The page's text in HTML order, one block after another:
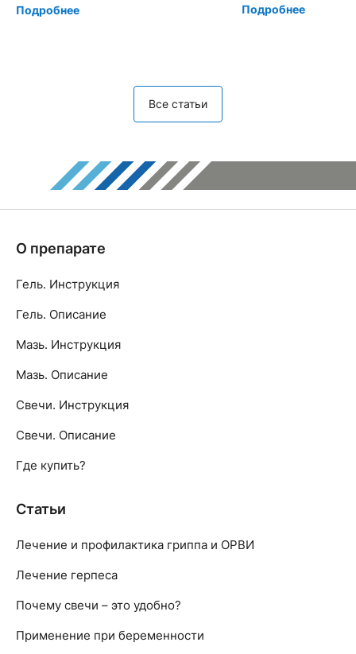
Подробнее
Подробнее
Все статьи
О препарате
Гель. Инструкция
Гель. Описание
Мазь. Инструкция
Мазь. Описание
Свечи. Инструкция
Свечи. Описание
Где купить?
Статьи
Лечение и профилактика гриппа и ОРВИ
Лечение герпеса
Почему свечи – это удобно?
Применение при беременности